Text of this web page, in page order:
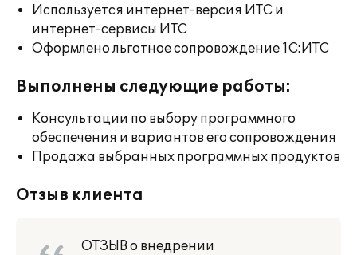
Используется интернет-версия ИТС и
интернет-сервисы ИТС
Оформлено льготное сопровождение 1С:ИТС
Выполнены следующие работы:
Консультации по выбору программного
обеспечения и вариантов его сопровождения
Продажа выбранных программных продуктов
Отзыв клиента
ОТЗЫВ о внедрении